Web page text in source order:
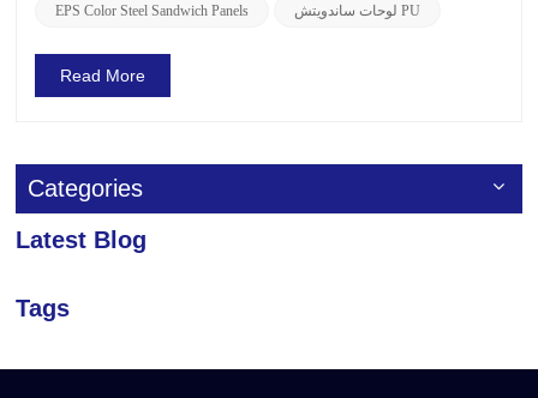
EPS Color Steel Sandwich Panels لوحات ساندويتش PU
Read More
Categories
Latest Blog
Tags